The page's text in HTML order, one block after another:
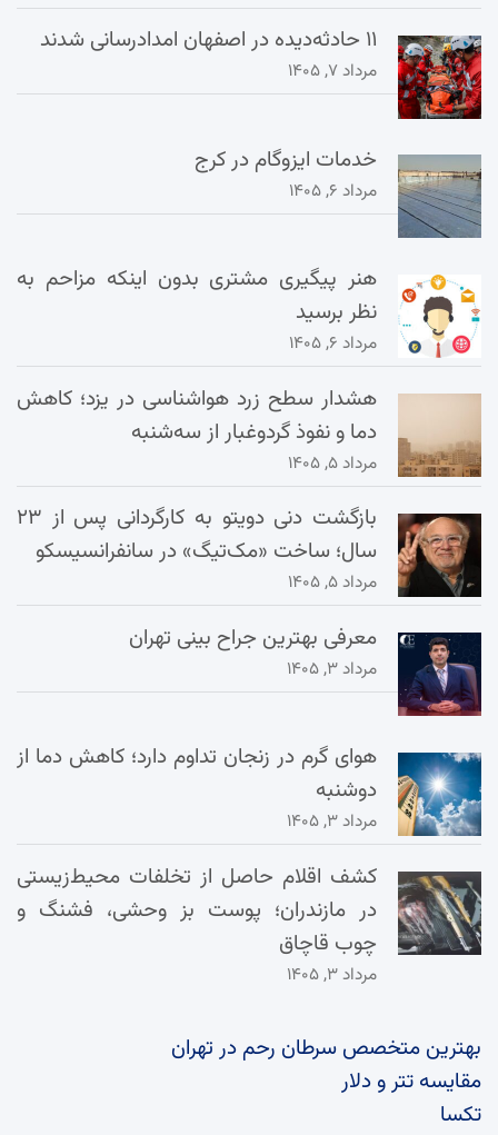
۱۱ حادثه‌دیده در اصفهان امدادرسانی شدند
مرداد ۷, ۱۴۰۵
خدمات ایزوگام در کرج
مرداد ۶, ۱۴۰۵
هنر پیگیری مشتری بدون اینکه مزاحم به
نظر برسید
مرداد ۶, ۱۴۰۵
هشدار سطح زرد هواشناسی در یزد؛ کاهش
دما و نفوذ گردوغبار از سه‌شنبه
مرداد ۵, ۱۴۰۵
بازگشت دنی دویتو به کارگردانی پس از ۲۳
سال؛ ساخت «مک‌تیگ» در سانفرانسیسکو
مرداد ۵, ۱۴۰۵
معرفی بهترین جراح بینی تهران
مرداد ۳, ۱۴۰۵
هوای گرم در زنجان تداوم دارد؛ کاهش دما از
دوشنبه
مرداد ۳, ۱۴۰۵
کشف اقلام حاصل از تخلفات محیط‌زیستی
در مازندران؛ پوست بز وحشی، فشنگ و
چوب قاچاق
مرداد ۳, ۱۴۰۵
بهترین متخصص سرطان رحم در تهران
مقایسه تتر و دلار
تکسا